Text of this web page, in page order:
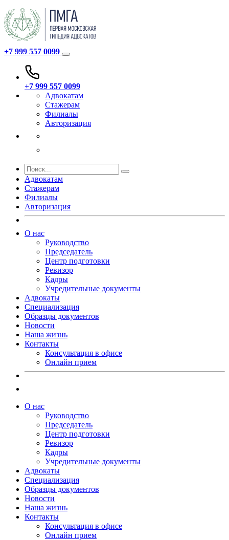
+7 999 557 0099
+7 999 557 0099
Адвокатам
Стажерам
Филиалы
Авторизация
Адвокатам
Стажерам
Филиалы
Авторизация
О нас
Руководство
Председатель
Центр подготовки
Ревизор
Кадры
Учредительные документы
Адвокаты
Специализация
Образцы документов
Новости
Наша жизнь
Контакты
Консультация в офисе
Онлайн прием
О нас
Руководство
Председатель
Центр подготовки
Ревизор
Кадры
Учредительные документы
Адвокаты
Специализация
Образцы документов
Новости
Наша жизнь
Контакты
Консультация в офисе
Онлайн прием